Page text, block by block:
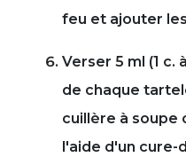
feu et ajouter
Verser 5 ml (1 c.
de chaque
cuillère à soupe
l'aide d'un cure-